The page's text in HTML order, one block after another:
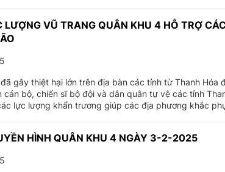
LƯỢNG VŨ TRANG QUÂN KHU 4 HỖ TRỢ
gây thiệt hại lớn trên địa bàn các tỉnh từ Thanh Hóa
cán bộ, chiến sĩ bộ đội và dân quân tự vệ các tỉnh
lực lượng khẩn trương giúp các địa phương khắc
HÌNH QUÂN KHU 4 NGÀY 3-2-2025